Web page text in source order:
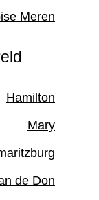
Meren
Hamilton
Mary
de Don